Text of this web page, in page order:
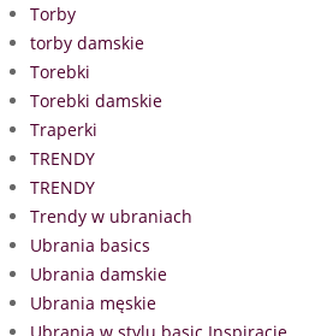
Torby
torby damskie
Torebki
Torebki damskie
Traperki
TRENDY
TRENDY
Trendy w ubraniach
Ubrania basics
Ubrania damskie
Ubrania męskie